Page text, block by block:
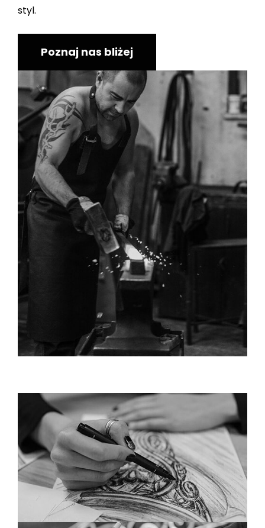
styl.
Poznaj nas bliżej